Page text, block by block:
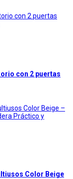
con 2 puertas
Color Beige